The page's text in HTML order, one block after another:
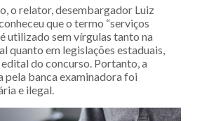
o relator, desembargador Luiz
que o termo “serviços
utilizado sem vírgulas tanto na
quanto em legislações estaduais,
do concurso. Portanto, a
pela banca examinadora foi
e ilegal.